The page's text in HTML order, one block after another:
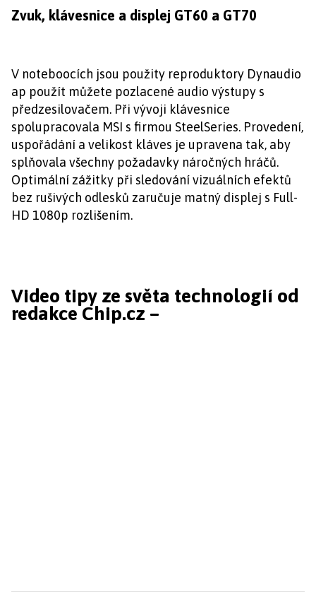
Zvuk, klávesnice a displej GT60 a GT70
V noteboocích jsou použity reproduktory Dynaudio
ap použít můžete pozlacené audio výstupy s
předzesilovačem. Při vývoji klávesnice
spolupracovala MSI s firmou SteelSeries. Provedení,
uspořádání a velikost kláves je upravena tak, aby
splňovala všechny požadavky náročných hráčů.
Optimální zážitky při sledování vizuálních efektů
bez rušivých odlesků zaručuje matný displej s Full-
HD 1080p rozlišením.
Video tipy ze světa technologií od
redakce Chip.cz –